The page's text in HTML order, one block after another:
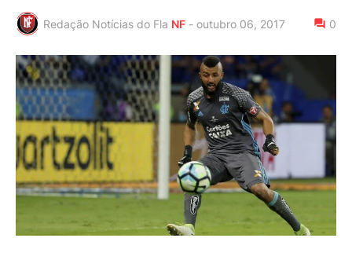
Redação Notícias do Fla NF - outubro 06, 2017 0